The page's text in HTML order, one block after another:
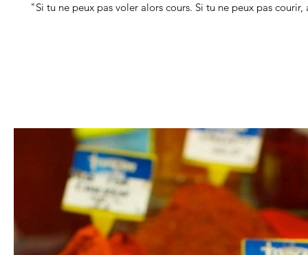
"Si tu ne peux pas voler alors cours. Si tu ne peux pas